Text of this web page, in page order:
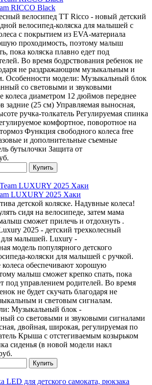
RICCO Black
велосипед TT Ricco - новый детский
велосипед-коляска для малышей с
с покрытием из EVA-материала
проходимость, поэтому малыш
пока коляска плавно едет под
Во время бодрствования ребенок не
не раздражающим музыкальным и
Особенности модели: Музыкальный блок
со световыми и звуковыми
колеса диаметром 12 дюймов переднее
задние (25 см) Управляемая выносная,
ручка-толкатель Регулируемая спинка
комфортное, поворотное на
Функция свободного колеса free
и дополнительные съемные
бутылочки Защита от
LUXURY 2025 Хаки
детской коляске. Надувные колеса!
сидя на велосипеде, затем мама
сможет прилечь и отдохнуть .
2025 - детский трехколесный
для малышей. Luxury -
модель популярного детского
коляски для малышей с ручкой.
обеспечивают хорошую
малыш сможет крепко спать, пока
под управлением родителей. Во время
не будет скучать благодаря не
и световым сигналам.
Музыкальный блок -
со световыми и звуковыми сигналами
двойная, широкая, регулируемая по
Крыша с отстегиваемым козырьком
сиденья (в новой модели накл